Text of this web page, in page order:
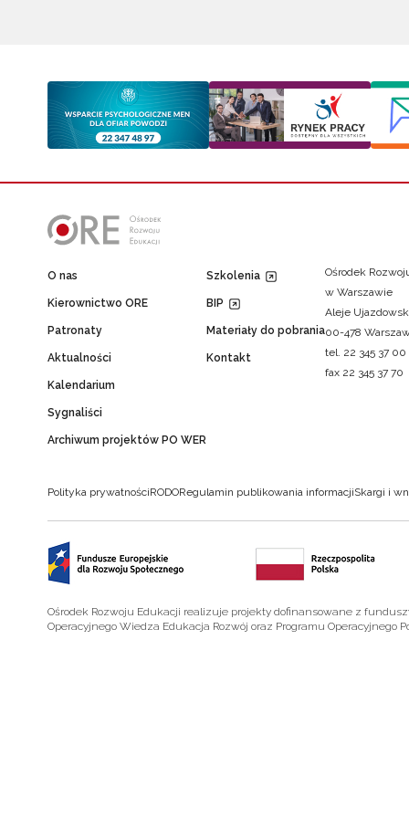
O nas
Kierownictwo ORE
Patronaty
Aktualności
Kalendarium
Sygnaliści
Archiwum projektów PO WER
Szkolenia
BIP
Materiały do pobrania
Kontakt
Ośrodek
w Warszawie
Aleje
00-478
tel. 22 345 37 00
fax 22 345 37 70
Polityka prywatnościRODORegulamin publikowania informacjiSkargi i
Ośrodek Rozwoju Edukacji realizuje projekty dofinansowane z
Operacyjnego Wiedza Edukacja Rozwój oraz Programu Operacyjnego